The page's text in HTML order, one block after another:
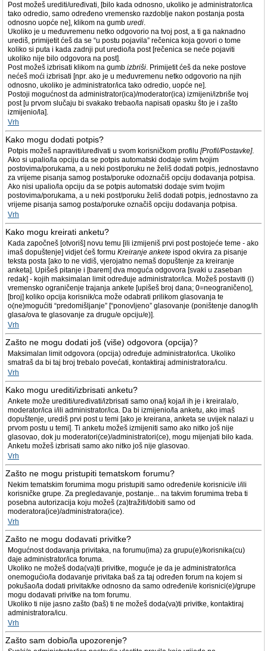
Post možeš urediti/uređivati, [bilo kada odnosno, ukoliko je administrator/ica
tako odredio, samo određeno vremensko razdoblje nakon postanja posta
odnosno uopće ne], klikom na gumb uredi.
Ukoliko je u međuvremenu netko odgovorio na tvoj post, a ti ga naknadno
urediš, primijetit ćeš da se “u postu pojavila” rečenica koja govori o tome
koliko si puta i kada zadnji put uredio/la post [rečenica se neće pojaviti
ukoliko nije bilo odgovora na post].
Post možeš izbrisati klikom na gumb izbriši. Primijetit ćeš da neke postove
nećeš moći izbrisati [npr. ako je u međuvremenu netko odgovorio na njih
odnosno, ukoliko je administrator/ica tako odredio, uopće ne].
Postoji mogućnost da administrator(ica)/moderator(ica) izmijeni/izbriše tvoj
post [u prvom slučaju bi svakako trebao/la napisati opasku što je i zašto
izmijenio/la].
Vrh
Kako mogu dodati potpis?
Potpis možeš napraviti/uređivati u svom korisničkom profilu [Profil/Postavke].
Ako si upalio/la opciju da se potpis automatski dodaje svim tvojim
postovima/porukama, a u neki post/poruku ne želiš dodati potpis, jednostavno
za vrijeme pisanja samog posta/poruke odoznačiš opciju dodavanja potpisa.
Ako nisi upalio/la opciju da se potpis automatski dodaje svim tvojim
postovima/porukama, a u neki post/poruku želiš dodati potpis, jednostavno za
vrijeme pisanja samog posta/poruke označiš opciju dodavanja potpisa.
Vrh
Kako mogu kreirati anketu?
Kada započneš [otvoriš] novu temu [ili izmijeniš prvi post postojeće teme - ako
imaš dopuštenje] vidjet ćeš formu Kreiranje ankete ispod okvira za pisanje
teksta posta [ako to ne vidiš, vjerojatno nemaš dopuštenje za kreiranje
anketa]. Upišeš pitanje i [barem] dva moguća odgovora [svaki u zaseban
redak] - kojih maksimalan limit određuje administrator/ica. Možeš postaviti (i)
vremensko ograničenje trajanja ankete [upišeš broj dana; 0=neograničeno],
[broj] koliko opcija korisnik/ca može odabrati prilikom glasovanja te
o(ne)mogućiti “predomišljanje” [“ponovljeno” glasovanje (poništenje danog/ih
glasa/ova te glasovanje za drugu/e opciju/e)].
Vrh
Zašto ne mogu dodati još (više) odgovora (opcija)?
Maksimalan limit odgovora (opcija) određuje administrator/ica. Ukoliko
smatraš da bi taj broj trebalo povećati, kontaktiraj administratora/icu.
Vrh
Kako mogu urediti/izbrisati anketu?
Ankete može urediti/uređivati/izbrisati samo ona/j koja/i ih je i kreirala/o,
moderator/ica i/ili administrator/ica. Da bi izmijenio/la anketu, ako imaš
dopuštenje, urediš prvi post u temi [ako je kreirana, anketa se uvijek nalazi u
prvom postu u temi]. Ti anketu možeš izmijeniti samo ako nitko još nije
glasovao, dok ju moderatori(ce)/administratori(ce), mogu mijenjati bilo kada.
Anketu možeš izbrisati samo ako nitko još nije glasovao.
Vrh
Zašto ne mogu pristupiti tematskom forumu?
Nekim tematskim forumima mogu pristupiti samo određeni/e korisnici/e i/ili
korisničke grupe. Za pregledavanje, postanje... na takvim forumima treba ti
posebna autorizacija koju možeš (za)tražiti/dobiti samo od
moderatora(ice)/administratora(ice).
Vrh
Zašto ne mogu dodavati privitke?
Mogućnost dodavanja privitaka, na forumu(ima) za grupu(e)/korisnika(cu)
daje administrator/ica foruma.
Ukoliko ne možeš doda(va)ti privitke, moguće je da je administrator/ica
onemogućio/la dodavanje privitaka baš za taj određen forum na kojem si
pokušao/la dodati privitak/ke odnosno da samo određeni/e korisnici(e)/grupe
mogu dodavati privitke na tom forumu.
Ukoliko ti nije jasno zašto (baš) ti ne možeš doda(va)ti privitke, kontaktiraj
administratora/icu.
Vrh
Zašto sam dobio/la upozorenje?